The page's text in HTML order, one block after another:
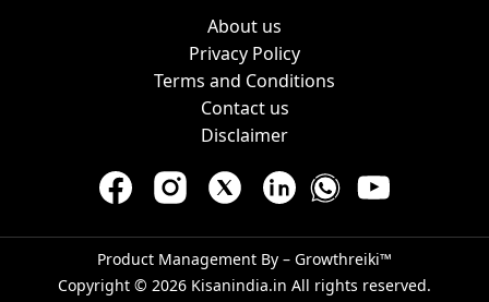
About us
Privacy Policy
Terms and Conditions
Contact us
Disclaimer
Product Management By – Growthreiki™
Copyright © 2026 Kisanindia.in All rights reserved.